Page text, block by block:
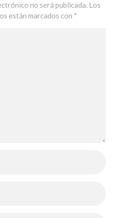
no será publicada. Los
están marcados con *